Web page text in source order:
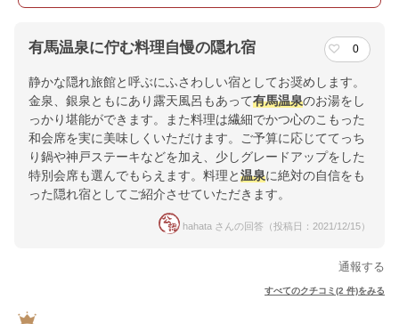
有馬温泉に佇む料理自慢の隠れ宿 0
静かな隠れ旅館と呼ぶにふさわしい宿としてお奨めします。
金泉、銀泉ともにあり露天風呂もあって有馬温泉のお湯をし
っかり堪能ができます。また料理は繊細でかつ心のこもった
和会席を実に美味しくいただけます。ご予算に応じててっち
り鍋や神戸ステーキなどを加え、少しグレードアップをした
特別会席も選んでもらえます。料理と温泉に絶対の自信をも
った隠れ宿としてご紹介させていただきます。
hahata さんの回答（投稿日：2021/12/15）
通報する
すべてのクチコミ(2 件)をみる